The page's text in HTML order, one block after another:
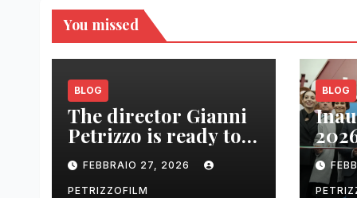
You missed
BLOG
The director Gianni
Petrizzo is ready to
tell Lessons in Love
FEBBRAIO 27, 2026
PETRIZZOFILM
BLOG